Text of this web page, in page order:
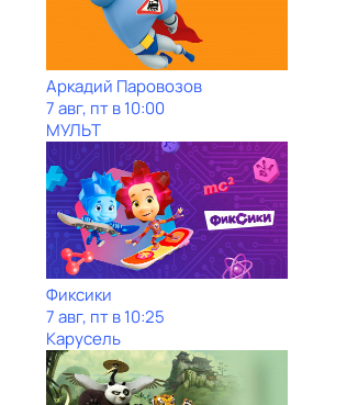
Аркадий Паровозов
7 авг, пт в 10:00
МУЛЬТ
Фиксики
7 авг, пт в 10:25
Карусель